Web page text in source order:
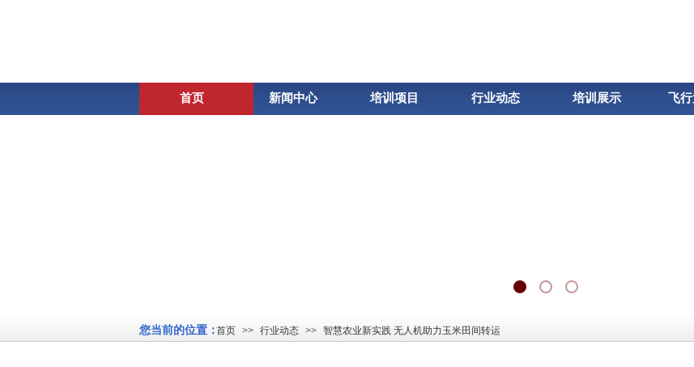
首页 新闻中心 培训项目 行业动态 培训展示 飞
首页 >> 行业动态 >> 智慧农业新实践 无人机助力玉米田间转运
您当前的位置：